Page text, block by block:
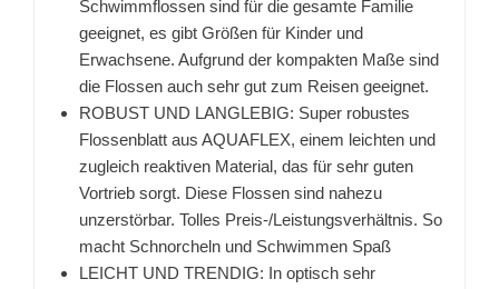
Schwimmflossen sind für die gesamte Familie
geeignet, es gibt Größen für Kinder und
Erwachsene. Aufgrund der kompakten Maße sind
die Flossen auch sehr gut zum Reisen geeignet.
ROBUST UND LANGLEBIG: Super robustes
Flossenblatt aus AQUAFLEX, einem leichten und
zugleich reaktiven Material, das für sehr guten
Vortrieb sorgt. Diese Flossen sind nahezu
unzerstörbar. Tolles Preis-/Leistungsverhältnis. So
macht Schnorcheln und Schwimmen Spaß
LEICHT UND TRENDIG: In optisch sehr